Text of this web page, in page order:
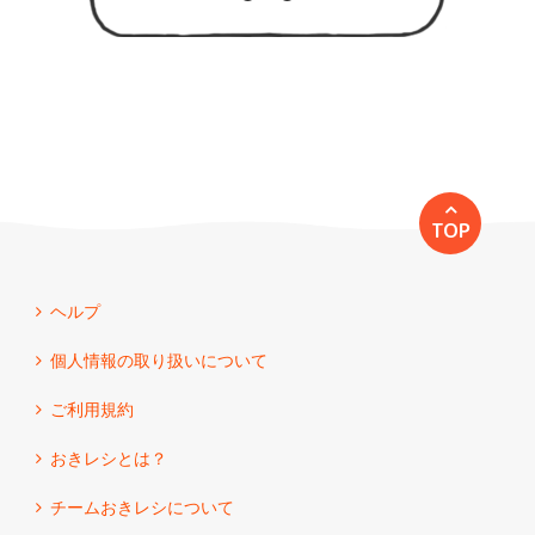
TOP
ヘルプ
個人情報の取り扱いについて
ご利用規約
おきレシとは？
チームおきレシについて